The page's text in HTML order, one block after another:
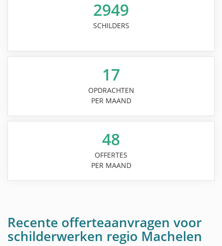
2949
SCHILDERS
17
OPDRACHTEN
PER MAAND
48
OFFERTES
PER MAAND
Recente offerteaanvragen voor
schilderwerken regio Machelen